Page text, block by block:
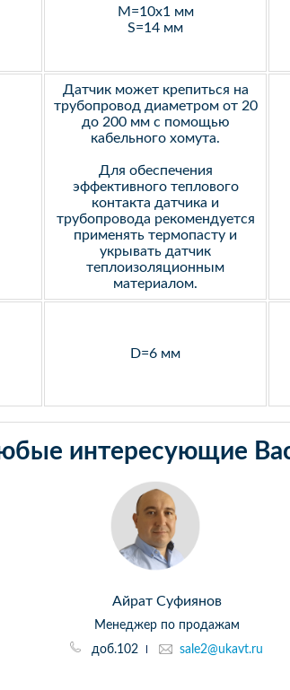
M=10х1 мм
S=14 мм
Датчик может крепиться на
трубопровод диаметром от 20
до 200 мм с помощью
кабельного хомута.
Для обеспечения
эффективного теплового
контакта датчика и
трубопровода рекомендуется
применять термопасту и
укрывать датчик
теплоизоляционным
материалом.
D=6 мм
интересующие
Айрат Суфиянов
Менеджер по продажам
доб.102
sale2@ukavt.ru